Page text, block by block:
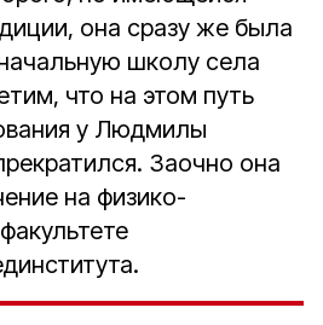
она сразу же была
школу села
что на этом путь
у Людмилы
Заочно она
на физико-